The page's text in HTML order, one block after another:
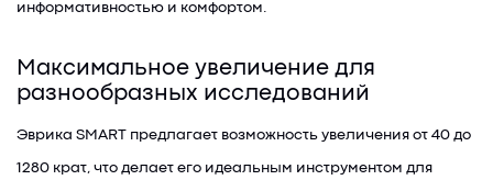
информативностью и комфортом.
Максимальное увеличение для
разнообразных исследований
Эврика SMART предлагает возможность увеличения от 40 до
1280 крат, что делает его идеальным инструментом для